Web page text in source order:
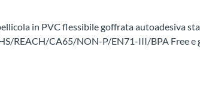
in PVC flessibile goffrata autoadesiva
REACH/CA65/NON-P/EN71-III/BPA Free e